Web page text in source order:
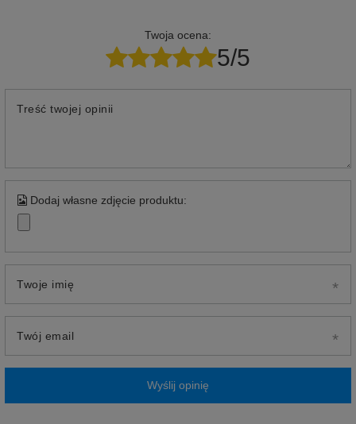
Twoja ocena:
5/5
Treść twojej opinii
Dodaj własne zdjęcie produktu:
Twoje imię
Twój email
Wyślij opinię